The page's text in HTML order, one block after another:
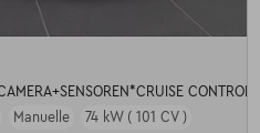
CONTROL*
Manuelle 74 kW ( 101 CV )